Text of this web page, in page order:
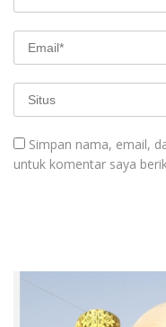
Simpan nama, email,
untuk komentar saya